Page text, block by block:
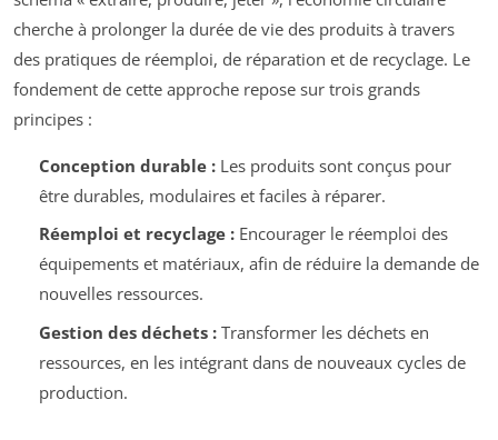
cherche à prolonger la durée de vie des produits à travers
des pratiques de réemploi, de réparation et de recyclage. Le
fondement de cette approche repose sur trois grands
principes :
Conception durable :Les produits sont conçus pour
être durables, modulaires et faciles à réparer.
Réemploi et recyclage :Encourager le réemploi des
équipements et matériaux, afin de réduire la demande de
nouvelles ressources.
Gestion des déchets :Transformer les déchets en
ressources, en les intégrant dans de nouveaux cycles de
production.